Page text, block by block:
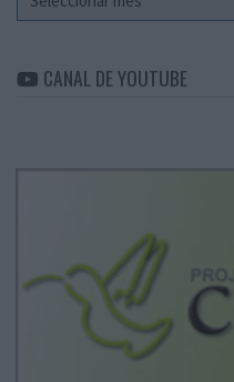
CANAL DE YOUTUBE